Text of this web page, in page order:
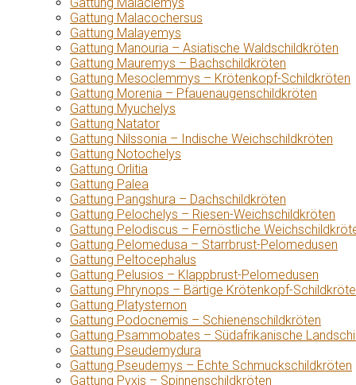
Gattung Malacochersus
Gattung Malayemys
Gattung Manouria – Asiatische Waldschildkröten
Gattung Mauremys – Bachschildkröten
Gattung Mesoclemmys – Krötenkopf-Schildkröten
Gattung Morenia – Pfauenaugenschildkröten
Gattung Myuchelys
Gattung Natator
Gattung Nilssonia – Indische Weichschildkröten
Gattung Notochelys
Gattung Orlitia
Gattung Palea
Gattung Pangshura – Dachschildkröten
Gattung Pelochelys – Riesen-Weichschildkröten
Gattung Pelodiscus – Fernöstliche
Gattung Pelomedusa – Starrbrust-Pelomedusen
Gattung Peltocephalus
Gattung Pelusios – Klappbrust-Pelomedusen
Gattung Phrynops – Bärtige Krötenkopf-
Gattung Platysternon
Gattung Podocnemis – Schienenschildkröten
Gattung Psammobates – Südafrikanische
Gattung Pseudemydura
Gattung Pseudemys – Echte Schmuckschildkröten
Gattung Pyxis – Spinnenschildkröten